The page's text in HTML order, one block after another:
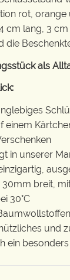
rot, orange
cm lang, 3
die
als
einem
in unserer
30mm breit,
30°C
und
ein